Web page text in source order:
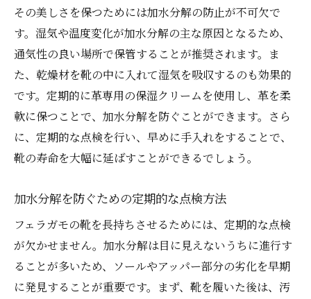
その美しさを保つためには加水分解の防止が不可欠で
す。湿気や温度変化が加水分解の主な原因となるため、
通気性の良い場所で保管することが推奨されます。ま
た、乾燥材を靴の中に入れて湿気を吸収するのも効果的
です。定期的に革専用の保湿クリームを使用し、革を柔
軟に保つことで、加水分解を防ぐことができます。さら
に、定期的な点検を行い、早めに手入れをすることで、
靴の寿命を大幅に延ばすことができるでしょう。
加水分解を防ぐための定期的な点検方法
フェラガモの靴を長持ちさせるためには、定期的な点検
が欠かせません。加水分解は目に見えないうちに進行す
ることが多いため、ソールやアッパー部分の劣化を早期
に発見することが重要です。まず、靴を履いた後は、汚